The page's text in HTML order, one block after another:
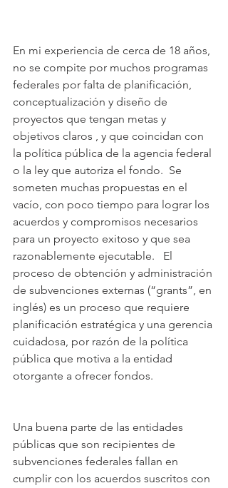
En mi experiencia de cerca de 18 años,
no se compite por muchos programas
federales por falta de planificación,
conceptualización y diseño de
proyectos que tengan metas y
objetivos claros , y que coincidan con
la política pública de la agencia federal
o la ley que autoriza el fondo.  Se
someten muchas propuestas en el
vacío, con poco tiempo para lograr los
acuerdos y compromisos necesarios
para un proyecto exitoso y que sea
razonablemente ejecutable.   El
proceso de obtención y administración
de subvenciones externas (“grants”, en
inglés) es un proceso que requiere
planificación estratégica y una gerencia
cuidadosa, por razón de la política
pública que motiva a la entidad
otorgante a ofrecer fondos.
Una buena parte de las entidades
públicas que son recipientes de
subvenciones federales fallan en
cumplir con los acuerdos suscritos con